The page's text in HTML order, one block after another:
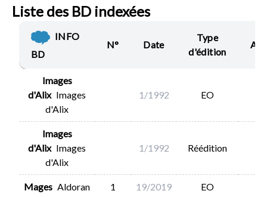
Liste des BD indexées
INFO
BD
N° Date
Type
d'édition
Images
d'Alix Images
d'Alix
1/1992 EO
Images
d'Alix Images
d'Alix
1/1992 Réédition
Mages Aldoran 1 19/2019 EO